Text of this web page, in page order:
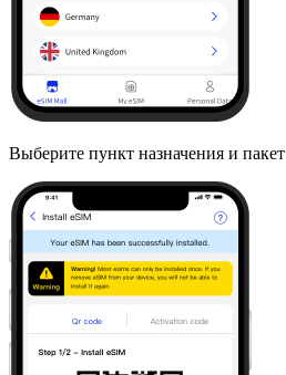
Выберите пункт назначения и пакет